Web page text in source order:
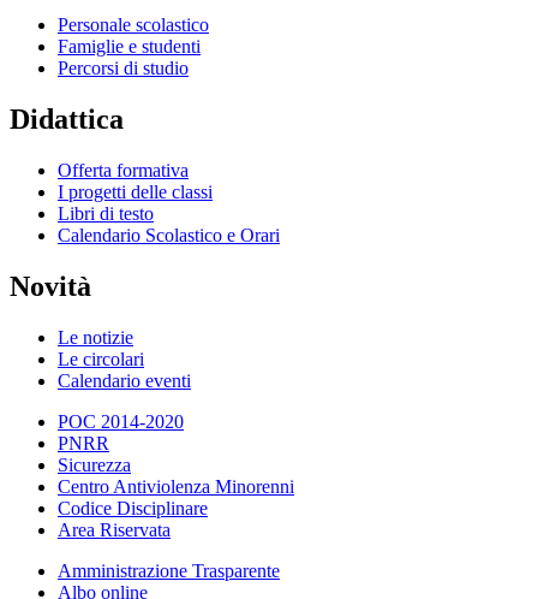
Personale scolastico
Famiglie e studenti
Percorsi di studio
Didattica
Offerta formativa
I progetti delle classi
Libri di testo
Calendario Scolastico e Orari
Novità
Le notizie
Le circolari
Calendario eventi
POC 2014-2020
PNRR
Sicurezza
Centro Antiviolenza Minorenni
Codice Disciplinare
Area Riservata
Amministrazione Trasparente
Albo online